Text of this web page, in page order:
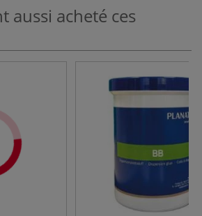
aussi acheté ces